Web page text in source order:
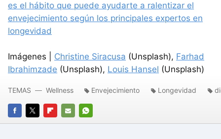
es el hábito que puede ayudarte a ralentizar el
envejecimiento según los principales expertos en
longevidad
Imágenes | Christine Siracusa (Unsplash), Farhad
Ibrahimzade (Unsplash), Louis Hansel (Unsplash)
FACEBOOK
TWITTERFLIPBOARD
E-
WHATSAPP
TEMAS Wellness Envejecimiento Longevidad